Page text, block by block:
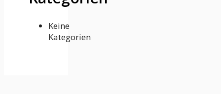
Keine
Kategorien